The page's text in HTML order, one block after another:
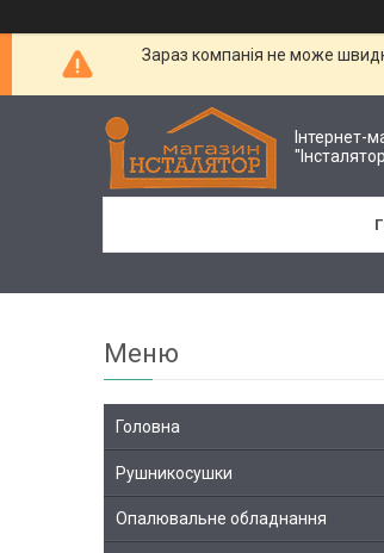
Зараз компанія не може
Інтернет-
Головна
Рушникосушки
Опалювальне обладнання